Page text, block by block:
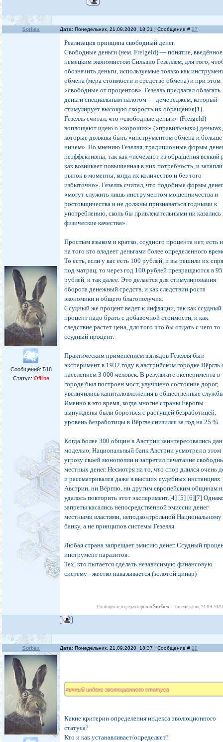
Sorbex Дата: Понедельник, 21.09.2020, 18:31 | Сообщение #27
Сообщений: 518
Статус: Offline
Реализация принципа свободный денег.
Свободные деньги (нем. Freigeld) — понятие, введённое
немецким экономистом Сильвио Гезеллем, для того,
обозначить деньги, используемые только как
обмена (мера стоимости и средство обмена) и при этом
«свободные от процентов». Гезелль предлагал облагать
деньги специальным налогом — демереджем, который
стимулирует высокую скорость их обращения[1].
Гезелль считал, что «свободные деньги» (Freigeld)
воплощают идею о «хороших» («правильных») деньгах,
которые должны быть «инструментом обмена и больше
ничем». По мнению Гезелля, традиционные формы
неэффективны, так как «исчезают из обращения всякий
как возникает повышенная в них потребность, и
рынок в моменты, когда их количество и без того
избыточно». Гезелль считал, что подобные формы
«могут служить лишь инструментом мошенничества и
ростовщичества и не должны признаваться годными к
употреблению, сколь бы привлекательными ни казались
физические качества».
Простым языком и кратко, ссудного процента нет, есть
на того кто владеет деньгами более определенного
То есть, если у вас есть 100 рублей, и вы решили их
под матрац, то через год 100 рублей превращаются в 95
рублей, и так далее. Это делается для стимулирования
оборота денежный средств, и как следствии роста
экономики и общего благополучия.
Ссудный же процент ведет к инфляции, так как ссудный
процент надо брать с добавочной стоимости, и как
следствие растет цена, для того что бы отдать с чего то
ссудный процент.
Практическим применением взглядов Гезелля был
эксперимент в 1932 году в австрийском городке Вёргль
населением 3 000 человек. В результате эксперимента в
городе был построен мост, улучшено состояние дорог,
увеличились капиталовложения в общественные
Именно в это время, когда многие страны Европы
вынуждены были бороться с растущей безработицей,
уровень безработицы в Вёргле снизился за год на 25 %.
Когда более 300 общин в Австрии заинтересовались
моделью, Национальный банк Австрии усмотрел в этом
угрозу своей монополии и запретил печатание
местных денег. Несмотря на то, что спор длился очень
и рассматривался даже в высших судебных инстанциях
Австрии, ни Вёрглю, ни другим европейским общинам
удалось повторить этот эксперимент.[4] [5] [6][7]
запреты касались непосредственной эмиссии денег
местными властями, неподконтрольной Национальному
банку, а не принципов системы Гезелля.
Любая страна запрещает эмисию денег. Ссудный
инструмент паразитов.
Тех, кто пытается сделать независимую финансовую
систему - жестко наказывается (золотой динар)
Сообщение отредактировалSorbex -Понедельник,
Sorbex Дата: Понедельник, 21.09.2020, 18:37 | Сообщение #28
личный индекс эволюционного статуса
Какие критерии определения индекса эволюционного
статуса?
Кто и как устанавливает/определяет?